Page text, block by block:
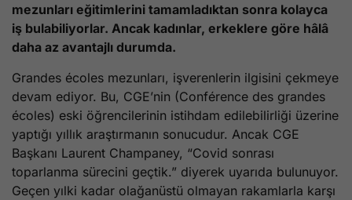
mezunları eğitimlerini tamamladıktan sonra kolayca
iş bulabiliyorlar. Ancak kadınlar, erkeklere göre hâlâ
daha az avantajlı durumda.
Grandes écoles mezunları, işverenlerin ilgisini çekmeye
devam ediyor. Bu, CGE’nin (Conférence des grandes
écoles) eski öğrencilerinin istihdam edilebilirliği üzerine
yaptığı yıllık araştırmanın sonucudur. Ancak CGE
Başkanı Laurent Champaney, “Covid sonrası
toparlanma sürecini geçtik.” diyerek uyarıda bulunuyor.
Geçen yılki kadar olağanüstü olmayan rakamlarla karşı